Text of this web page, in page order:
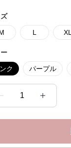
L XL
ク パープル
1